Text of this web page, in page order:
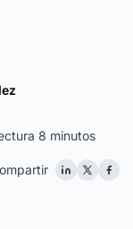
8 minutos